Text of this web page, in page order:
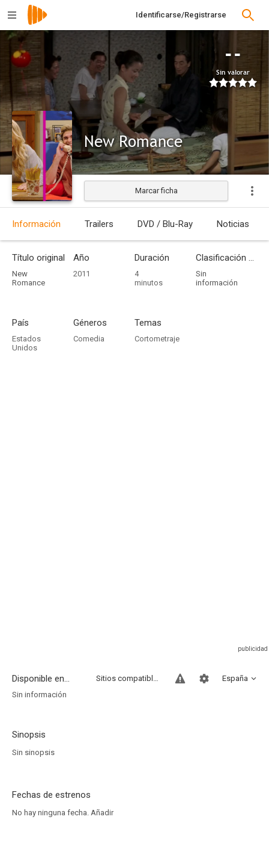
Identificarse/Registrarse
--
Sin valorar
New Romance
Estrenada
Marcar ficha
Información Trailers DVD / Blu-Ray Noticias
Título original
New
Romance
Año
2011
Duración
4
minutos
Clasificación por edades
Sin
información
País
Estados
Unidos
Géneros
Comedia
Temas
Cortometraje
Disponible en... España
Sitios compatibles
Sin información
Sinopsis
Sin sinopsis
Fechas de estrenos
No hay ninguna fecha. Añadir